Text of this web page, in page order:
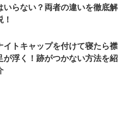
いらない？両者の違いを徹底解
！
イトキャップを付けて寝たら襟
が浮く！跡がつかない方法を紹